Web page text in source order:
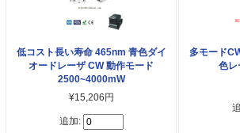
低コスト長い寿命 465nm 青色ダイ
オードレーザ CW 動作モード
2500~4000mW
¥15,206円
追加:
多モード
色レ